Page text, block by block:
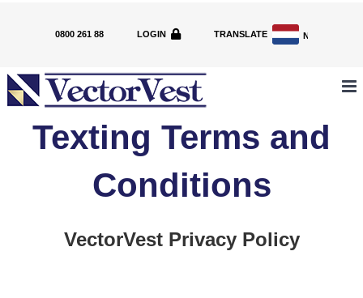
0800 261 88 LOGIN TRANSLATE NL
Texting Terms and
Conditions
VectorVest Privacy Policy